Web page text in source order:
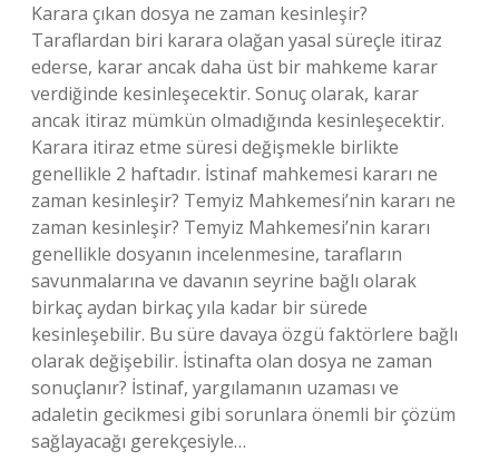
Karara çıkan dosya ne zaman kesinleşir?
Taraflardan biri karara olağan yasal süreçle itiraz
ederse, karar ancak daha üst bir mahkeme karar
verdiğinde kesinleşecektir. Sonuç olarak, karar
ancak itiraz mümkün olmadığında kesinleşecektir.
Karara itiraz etme süresi değişmekle birlikte
genellikle 2 haftadır. İstinaf mahkemesi kararı ne
zaman kesinleşir? Temyiz Mahkemesi’nin kararı ne
zaman kesinleşir? Temyiz Mahkemesi’nin kararı
genellikle dosyanın incelenmesine, tarafların
savunmalarına ve davanın seyrine bağlı olarak
birkaç aydan birkaç yıla kadar bir sürede
kesinleşebilir. Bu süre davaya özgü faktörlere bağlı
olarak değişebilir. İstinafta olan dosya ne zaman
sonuçlanır? İstinaf, yargılamanın uzaması ve
adaletin gecikmesi gibi sorunlara önemli bir çözüm
sağlayacağı gerekçesiyle…